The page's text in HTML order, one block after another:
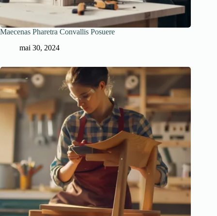
Maecenas Pharetra Convallis Posuere
mai 30, 2024